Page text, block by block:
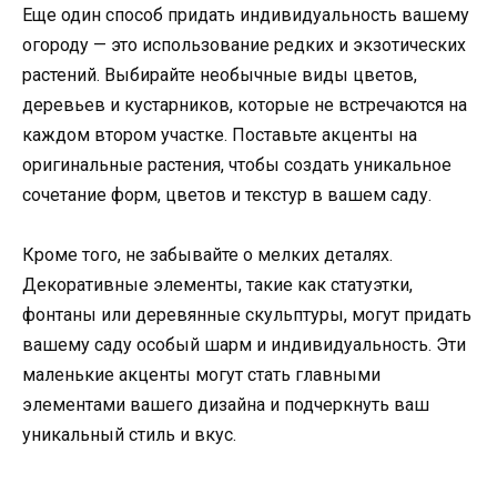
Еще один способ придать индивидуальность вашему
огороду — это использование редких и экзотических
растений. Выбирайте необычные виды цветов,
деревьев и кустарников, которые не встречаются на
каждом втором участке. Поставьте акценты на
оригинальные растения, чтобы создать уникальное
сочетание форм, цветов и текстур в вашем саду.
Кроме того, не забывайте о мелких деталях.
Декоративные элементы, такие как статуэтки,
фонтаны или деревянные скульптуры, могут придать
вашему саду особый шарм и индивидуальность. Эти
маленькие акценты могут стать главными
элементами вашего дизайна и подчеркнуть ваш
уникальный стиль и вкус.